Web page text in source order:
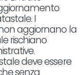
I
aggiornano la
rischiano
deve essere
senza